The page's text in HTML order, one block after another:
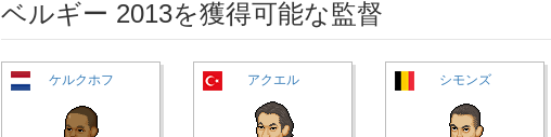
ベルギー 2013を獲得可能な監督
ケルクホフ アクエル シモンズ